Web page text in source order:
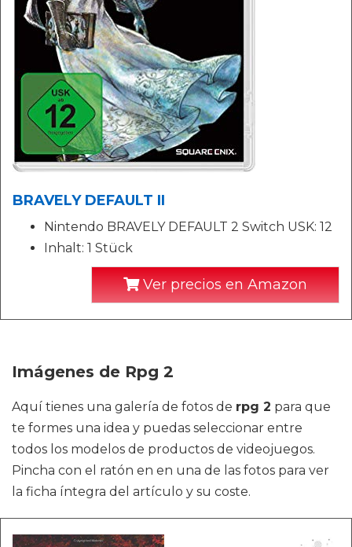
BRAVELY DEFAULT II
Nintendo BRAVELY DEFAULT 2 Switch USK: 12
Inhalt: 1 Stück
Ver precios en Amazon
Imágenes de Rpg 2
Aquí tienes una galería de fotos de rpg 2 para que
te formes una idea y puedas seleccionar entre
todos los modelos de productos de videojuegos.
Pincha con el ratón en en una de las fotos para ver
la ficha íntegra del artículo y su coste.